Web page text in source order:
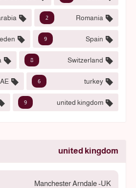
Romania
2
Spain
9
Switzerland
8
turkey
6
united kingdom
9
united kingdom
Manchester Arndale -UK